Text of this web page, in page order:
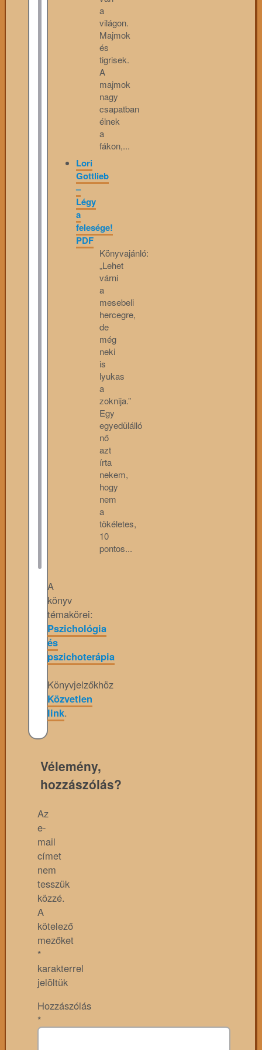
a
világon.
Majmok
és
tigrisek.
A
majmok
nagy
csapatban
élnek
a
fákon,...
Lori
Gottlieb
–
Légy
a
felesége!
PDF
Könyvajánló:
„Lehet
várni
a
mesebeli
hercegre,
de
még
neki
is
lyukas
a
zoknija.”
Egy
egyedülálló
nő
azt
írta
nekem,
hogy
nem
a
tökéletes,
10
pontos...
A
könyv
témakörei:
Pszichológia
és
pszichoterápia
Könyvjelzőkhöz
Közvetlen
link.
Vélemény,
hozzászólás?
Az
e-
mail
címet
nem
tesszük
közzé.
A
kötelező
mezőket
*
karakterrel
jelöltük
Hozzászólás
*